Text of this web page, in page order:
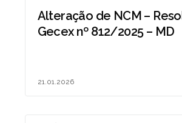
Alteração de NCM –
Gecex nº 812/2025 – MD
21.01.2026